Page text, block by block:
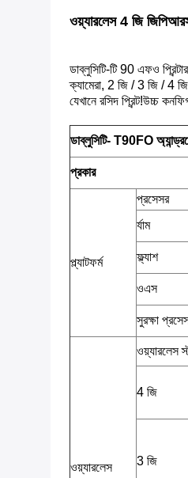
ওয়্যারলেস 4 জি জিপিআরস
ডাব্লুসিটি-টি 90 এফও
ক্যামেরা, 2 জি / 3 জি / 4 জি
যেখানে রসিদ প্রিন্ট!উচ্চ
ডাব্লুসিটি- T90FO
প্রকার
প্ল্যাটফর্ম
প্রসেসর
র্যাম
ফ্ল্যাশ
ওএস
সুরক্ষা
ওয়্যারলেস
ওয়্যারলেস
4 জি
3 জি